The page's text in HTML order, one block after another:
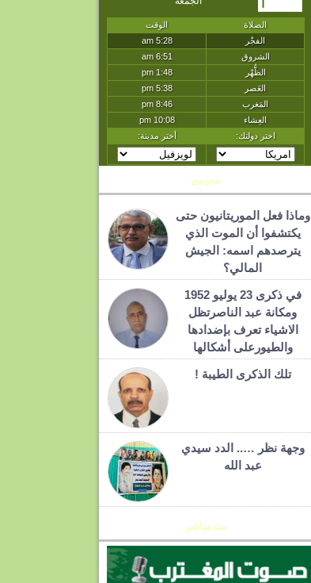
مدونين
وماذا فعل الموريتانيون حتى
يكتشفوا أن الموت الذي
يترصدهم اسمه: الجيش
المالي؟
في ذكرى 23 يوليو 1952
ومكانة عبد الناصرتظل
الاشياء تعرف بإضدادها
والطيورعلى أشكالها
تلك الذكرى الطيبة !
وجهة نظر ….. الدد سيدي
عبد الله
بث مباشر